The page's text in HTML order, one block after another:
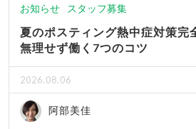
お知らせ スタッフ募集
夏のポスティング熱中症対策完
無理せず働く7つのコツ
2026.08.06
阿部美佳